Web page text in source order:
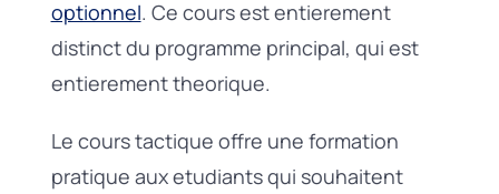
optionnel. Ce cours est entierement
distinct du programme principal, qui est
entierement theorique.
Le cours tactique offre une formation
pratique aux etudiants qui souhaitent